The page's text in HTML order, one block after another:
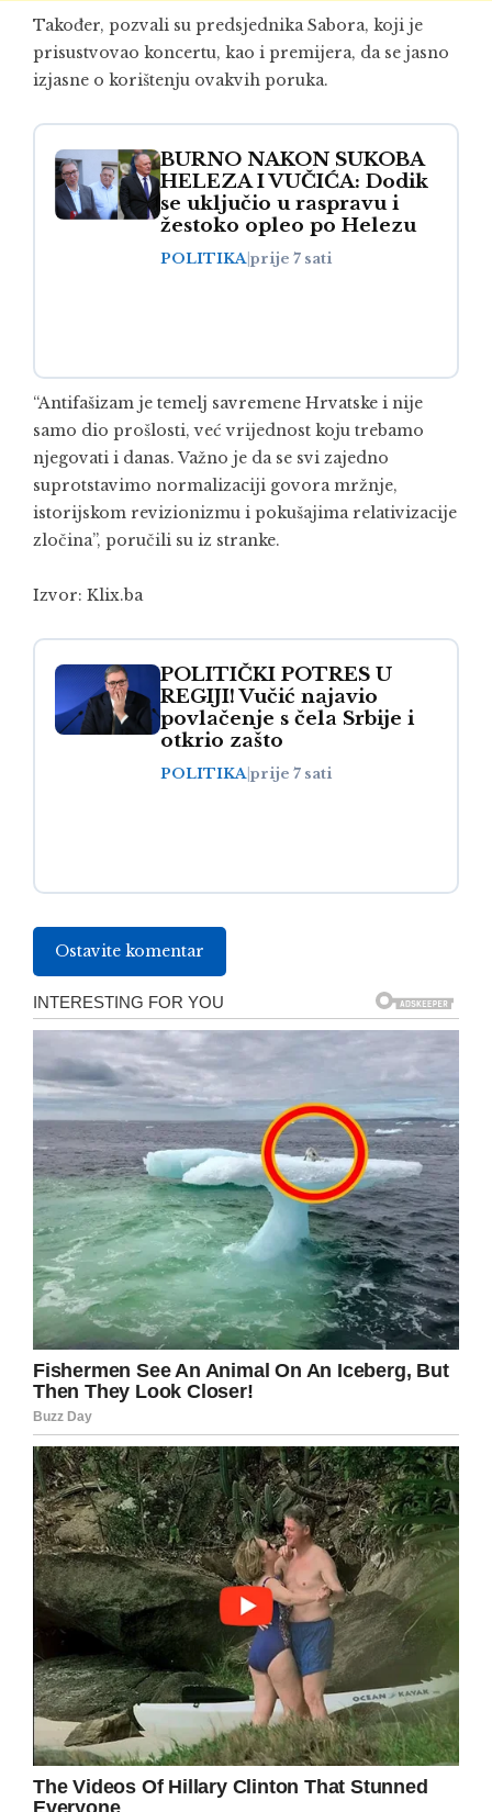
Također, pozvali su predsjednika Sabora, koji je
prisustvovao koncertu, kao i premijera, da se jasno
izjasne o korištenju ovakvih poruka.
BURNO NAKON SUKOBA
HELEZA I VUČIĆA: Dodik
se uključio u raspravu i
žestoko opleo po Helezu
POLITIKAprije 7 sati
“Antifašizam je temelj savremene Hrvatske i nije
samo dio prošlosti, već vrijednost koju trebamo
njegovati i danas. Važno je da se svi zajedno
suprotstavimo normalizaciji govora mržnje,
istorijskom revizionizmu i pokušajima relativizacije
zločina”, poručili su iz stranke.
Izvor: Klix.ba
POLITIČKI POTRES U
REGIJI! Vučić najavio
povlačenje s čela Srbije i
otkrio zašto
POLITIKAprije 7 sati
Ostavite komentar